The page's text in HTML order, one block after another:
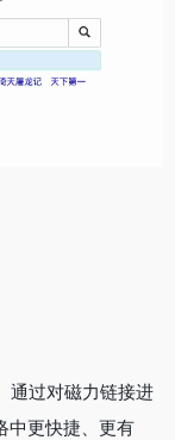
通过对磁力链接进
中更快捷、更有